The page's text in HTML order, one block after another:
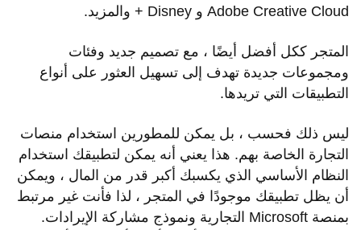
Adobe Creative Cloud و Disney + والمزيد.
المتجر ككل أفضل أيضًا ، مع تصميم جديد وفئات
ومجموعات جديدة تهدف إلى تسهيل العثور على أنواع
التطبيقات التي تريدها.
ليس ذلك فحسب ، بل يمكن للمطورين استخدام منصات
التجارة الخاصة بهم. هذا يعني أنه يمكن لتطبيقك استخدام
النظام الأساسي الذي يكسبك أكبر قدر من المال ، ويمكن
أن يظل تطبيقك موجودًا في المتجر ، لذا فأنت غير مرتبط
بمنصة Microsoft التجارية ونموذج مشاركة الإيرادات.